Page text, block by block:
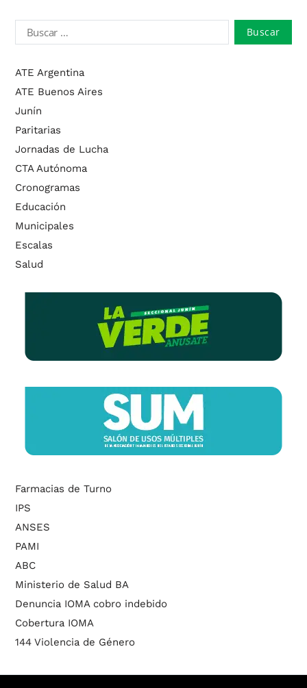
ATE Argentina
ATE Buenos Aires
Junín
Paritarias
Jornadas de Lucha
CTA Autónoma
Cronogramas
Educación
Municipales
Escalas
Salud
Farmacias de Turno
IPS
ANSES
PAMI
ABC
Ministerio de Salud BA
Denuncia IOMA cobro indebido
Cobertura IOMA
144 Violencia de Género